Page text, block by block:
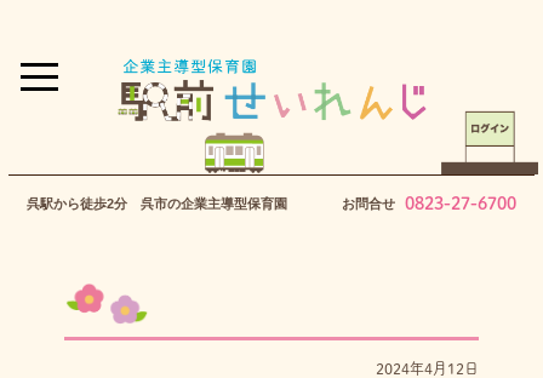
呉駅から徒歩2分 呉市の企業主導型保育園 お問合せ 0823-27-6700
2024年4月12日